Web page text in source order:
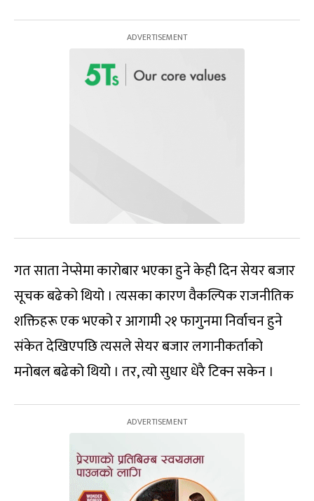
गत साता नेप्सेमा कारोबार भएका हुने केही दिन सेयर बजार
सूचक बढेको थियो । त्यसका कारण वैकल्पिक राजनीतिक
शक्तिहरू एक भएको र आगामी २१ फागुनमा निर्वाचन हुने
संकेत देखिएपछि त्यसले सेयर बजार लगानीकर्ताको
मनोबल बढेको थियो । तर, त्यो सुधार धेरै टिक्न सकेन ।